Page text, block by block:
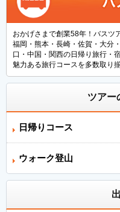
おかげさまで創業58年！バスツ
福岡・熊本・長崎・佐賀・大分
口・中国・関西の日帰り旅行・
魅力ある旅行コースを多数取り
ツアー
日帰りコース
ウォーク登山